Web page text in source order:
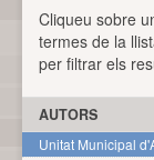
Cliqueu sobre
termes de la
per filtrar els
AUTORS
Unitat Municipal